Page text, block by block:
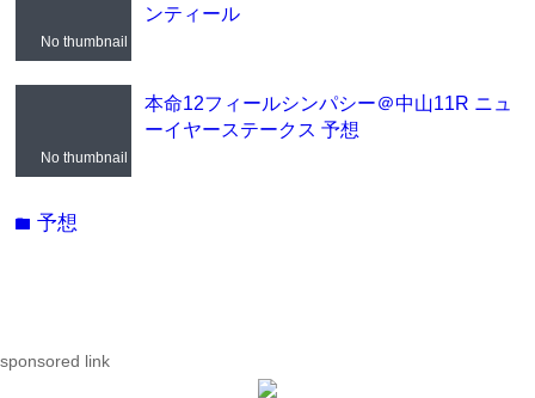
No thumbnail
ンティール
No thumbnail
本命12フィールシンパシー＠中山11R ニュ
ーイヤーステークス 予想
folder予想
sponsored link